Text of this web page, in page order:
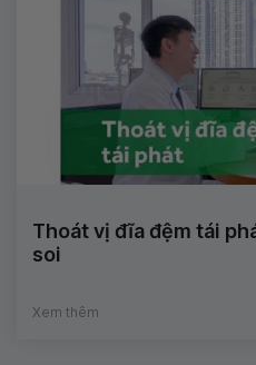
Thoát vị đĩa đệm tái
soi
Xem thêm